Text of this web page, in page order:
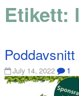
Etikett:
July 14, 2022 1